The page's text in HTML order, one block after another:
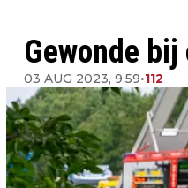
Gewonde
03 AUG 2023, 9:59•112